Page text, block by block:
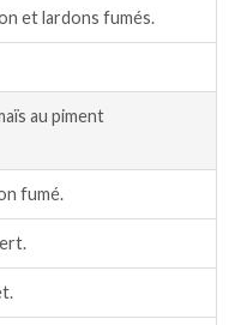
et lardons fumés.
au piment
fumé.